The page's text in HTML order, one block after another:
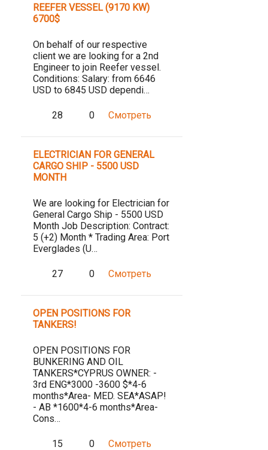
REEFER VESSEL (9170 KW)
6700$
On behalf of our respective
client we are looking for a 2nd
Engineer to join Reefer vessel.
Conditions: Salary: from 6646
USD to 6845 USD dependi…
28 0 Смотреть
ELECTRICIAN FOR GENERAL
CARGO SHIP - 5500 USD
MONTH
We are looking for Electrician for
General Cargo Ship - 5500 USD
Month Job Description: Contract:
5 (+2) Month * Trading Area: Port
Everglades (U…
27 0 Смотреть
OPEN POSITIONS FOR
TANKERS!
OPEN POSITIONS FOR
BUNKERING AND OIL
TANKERS*CYPRUS OWNER: -
3rd ENG*3000 -3600 $*4-6
months*Area- MED. SEA*ASAP!
- AB *1600*4-6 months*Area-
Cons…
15 0 Смотреть